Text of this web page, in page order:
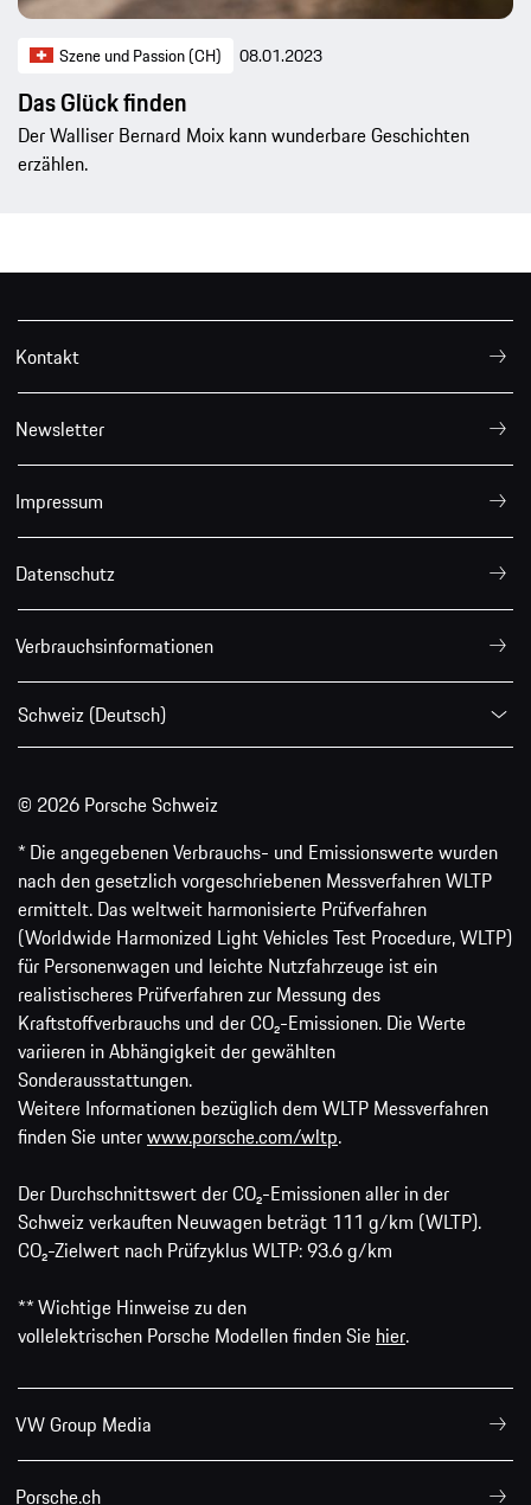
Szene und Passion (CH) 08.01.2023
Das Glück finden
Der Walliser Bernard Moix kann wunderbare Geschichten
erzählen.
Kontakt
Newsletter
Impressum
Datenschutz
Verbrauchsinformationen
Schweiz (Deutsch)
© 2026 Porsche Schweiz
* Die angegebenen Verbrauchs- und Emissionswerte wurden
nach den gesetzlich vorgeschriebenen Messverfahren WLTP
ermittelt. Das weltweit harmonisierte Prüfverfahren
(Worldwide Harmonized Light Vehicles Test Procedure, WLTP)
für Personenwagen und leichte Nutzfahrzeuge ist ein
realistischeres Prüfverfahren zur Messung des
Kraftstoffverbrauchs und der CO₂-Emissionen. Die Werte
variieren in Abhängigkeit der gewählten
Sonderausstattungen.
Weitere Informationen bezüglich dem WLTP Messverfahren
finden Sie unterwww.porsche.com/wltp.
Der Durchschnittswert der CO₂-Emissionen aller in der
Schweiz verkauften Neuwagen beträgt 111 g/km (WLTP).
CO₂-Zielwert nach Prüfzyklus WLTP: 93.6 g/km
** Wichtige Hinweise zu den
vollelektrischen Porsche Modellen finden Sie hier.
VW Group Media
Porsche.ch